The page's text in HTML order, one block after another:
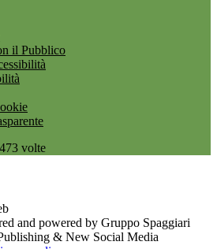
il Pubblico
473 volte
and powered by Gruppo Spaggiari
& New Social Media